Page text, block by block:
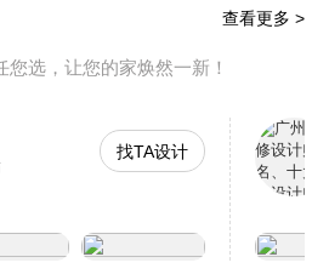
选，让您的家焕然一新！
查看更多 >
找TA设计